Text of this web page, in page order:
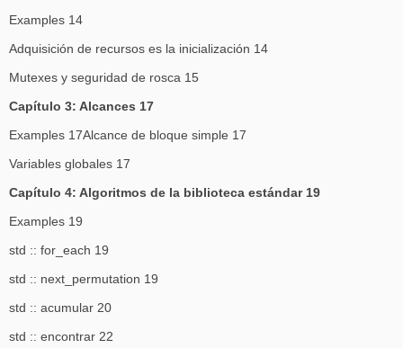
Examples 14
Adquisición de recursos es la inicialización 14
Mutexes y seguridad de rosca 15
Capítulo 3: Alcances 17
Examples 17Alcance de bloque simple 17
Variables globales 17
Capítulo 4: Algoritmos de la biblioteca estándar 19
Examples 19
std :: for_each 19
std :: next_permutation 19
std :: acumular 20
std :: encontrar 22